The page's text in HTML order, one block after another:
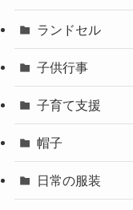
ランドセル
子供行事
子育て支援
帽子
日常の服装